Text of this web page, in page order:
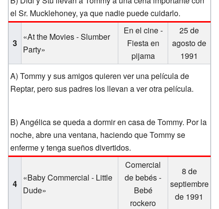
el Sr. Mucklehoney, ya que nadie puede cuidarlo.
3
«At the Movies - Slumber
Party»
En el cine -
Fiesta en
pijama
25 de
agosto de
1991
A) Tommy y sus amigos quieren ver una película de
Reptar, pero sus padres los llevan a ver otra película.
B) Angélica se queda a dormir en casa de Tommy. Por la
noche, abre una ventana, haciendo que Tommy se
enferme y tenga sueños divertidos.
4
«Baby Commercial - Little
Dude»
Comercial
de bebés -
Bebé
rockero
8 de
septiembre
de 1991